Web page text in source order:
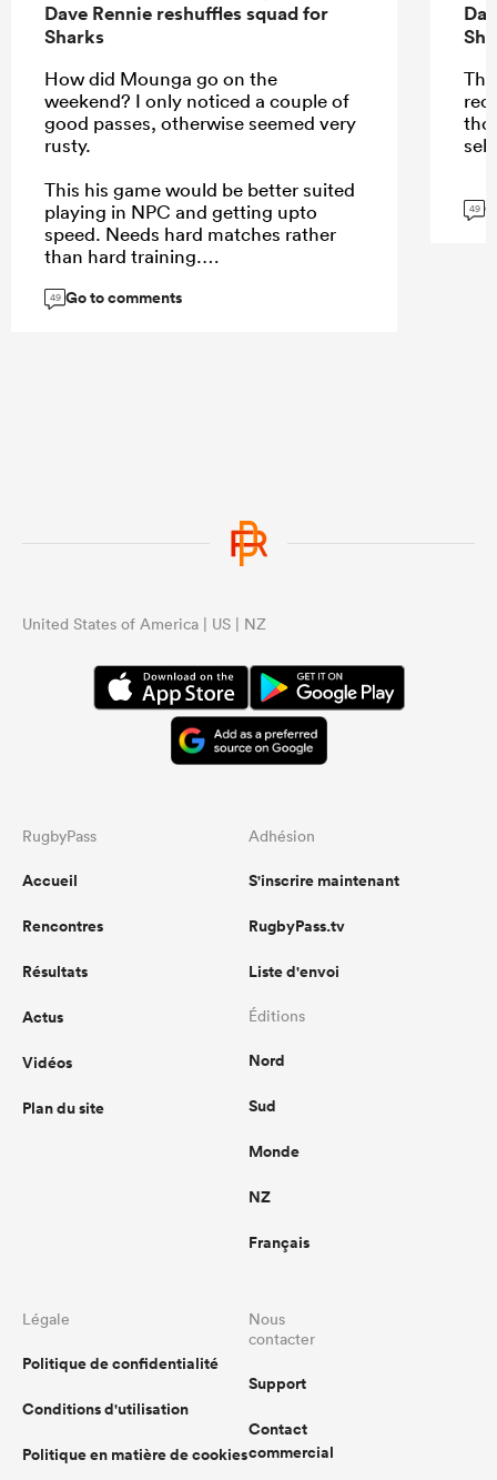
Dave Rennie reshuffles squad for
Sharks
How did Mounga go on the
weekend? I only noticed a couple of
good passes, otherwise seemed very
rusty.
This his game would be better suited
playing in NPC and getting upto
speed. Needs hard matches rather
than hard training.
49 Go to comments
49
United States of America | US | NZ
RugbyPass
Accueil
Rencontres
Résultats
Actus
Vidéos
Plan du site
Adhésion
S'inscrire maintenant
RugbyPass.tv
Liste d'envoi
Éditions
Nord
Sud
Monde
NZ
Français
Légale
Politique de confidentialité
Conditions d'utilisation
Politique en matière de cookies
Nous
contacter
Support
Contact
commercial